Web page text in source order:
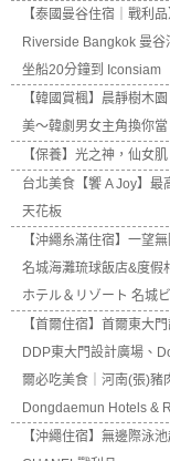
【泰國曼谷住宿｜戰利
Riverside Bangkok 曼谷
坐船20分鐘到 Iconsiam
【韓國賞楓】晨靜樹木
美～韓劇男女主角換你當
【保養】光之神，仙女
台北美食【饗 A Joy】
天花板
【沖繩糸滿住宿】一望
名城海灘琉球飯店&度
ホテル＆リゾート 名城
【首爾住宿】首爾東大
DDP東大門設計廣場、
爾必吃美食｜河南(張)豬
Dongdaemun Hotels &
【沖繩住宿】無邊際泳